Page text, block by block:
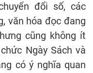
đổi số, các
văn hóa đọc đang
cũng không ít
Ngày Sách và
có ý nghĩa quan